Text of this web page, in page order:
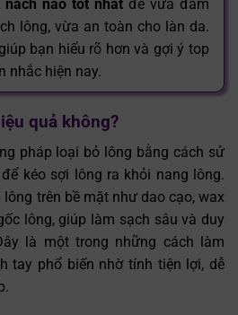
nách nào tốt nhất để vừa đảm
lông, vừa an toàn cho làn da.
bạn hiểu rõ hơn và gợi ý top
nhắc hiện nay.
quả không?
pháp loại bỏ lông bằng cách sử
kéo sợi lông ra khỏi nang lông.
trên bề mặt như dao cạo, wax
lông, giúp làm sạch sâu và duy
là một trong những cách làm
tay phổ biến nhờ tính tiện lợi, dễ